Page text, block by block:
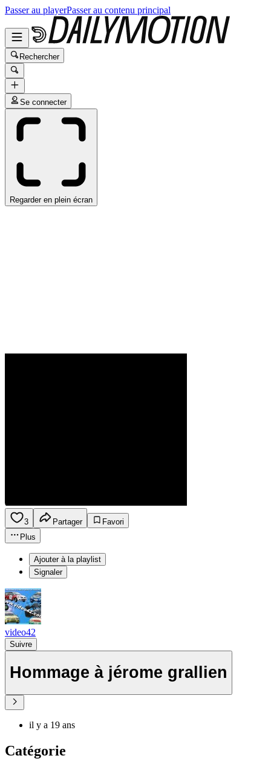
Passer au playerPasser au contenu principal
Rechercher
Se connecter
Regarder en plein écran
3 Partager
Favori
Plus
Ajouter à la playlist
Signaler
video42
Suivre
Hommage à jérome grallien
il y a 19 ans
Catégorie